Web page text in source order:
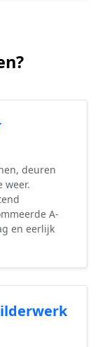
deuren
weer.
A-
en eerlijk